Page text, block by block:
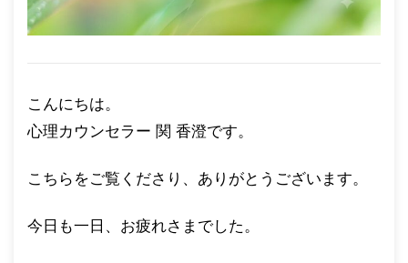
こんにちは。
心理カウンセラー 関 香澄です。
こちらをご覧くださり、ありがとうございます。
今日も一日、お疲れさまでした。